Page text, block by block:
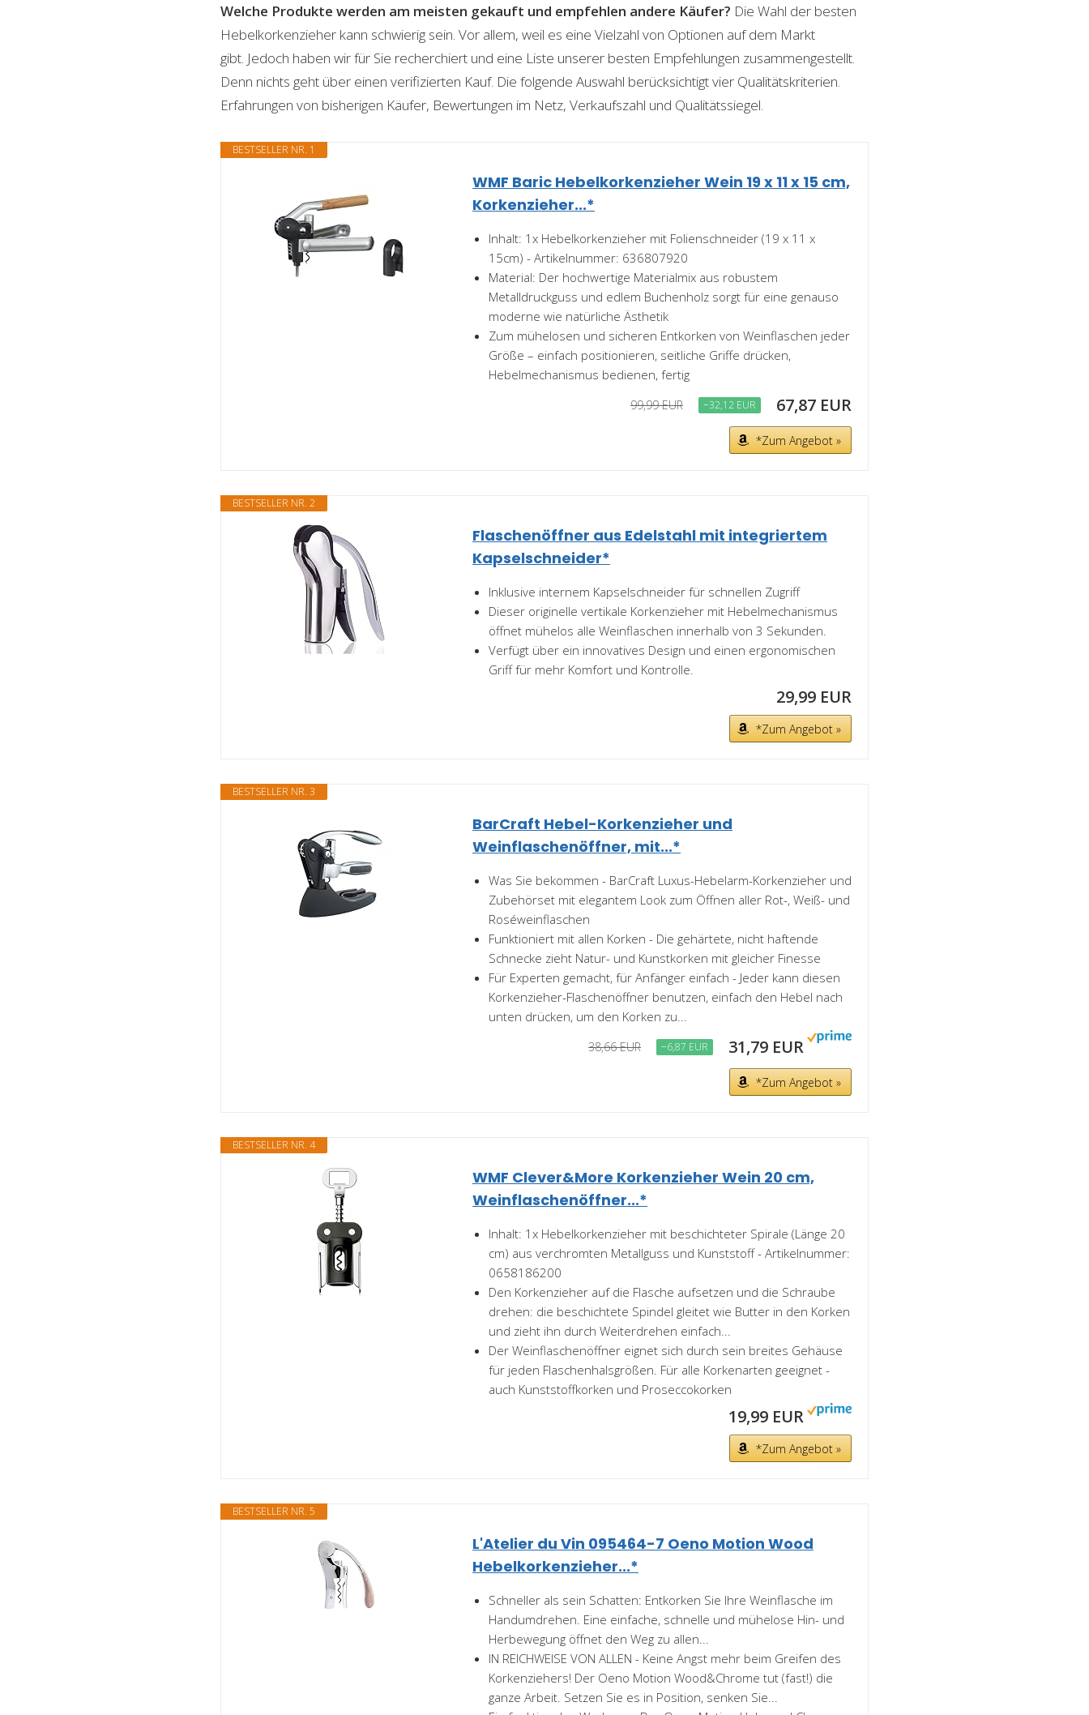
Welche Produkte werden am meisten gekauft und empfehlen andere Käufer? Die Wahl der besten
Hebelkorkenzieher kann schwierig sein. Vor allem, weil es eine Vielzahl von Optionen auf dem Markt
gibt. Jedoch haben wir für Sie recherchiert und eine Liste unserer besten Empfehlungen zusammengestellt.
Denn nichts geht über einen verifizierten Kauf. Die folgende Auswahl berücksichtigt vier Qualitätskriterien.
Erfahrungen von bisherigen Käufer, Bewertungen im Netz, Verkaufszahl und Qualitätssiegel.
BESTSELLER NR. 1
WMF Baric Hebelkorkenzieher Wein 19 x 11 x 15 cm,
Korkenzieher...*
Inhalt: 1x Hebelkorkenzieher mit Folienschneider (19 x 11 x
15cm) - Artikelnummer: 636807920
Material: Der hochwertige Materialmix aus robustem
Metalldruckguss und edlem Buchenholz sorgt für eine genauso
moderne wie natürliche Ästhetik
Zum mühelosen und sicheren Entkorken von Weinflaschen jeder
Größe – einfach positionieren, seitliche Griffe drücken,
Hebelmechanismus bedienen, fertig
99,99 EUR −32,12 EUR 67,87 EUR
*Zum Angebot »
BESTSELLER NR. 2
Flaschenöffner aus Edelstahl mit integriertem
Kapselschneider*
Inklusive internem Kapselschneider für schnellen Zugriff
Dieser originelle vertikale Korkenzieher mit Hebelmechanismus
öffnet mühelos alle Weinflaschen innerhalb von 3 Sekunden.
Verfügt über ein innovatives Design und einen ergonomischen
Griff für mehr Komfort und Kontrolle.
29,99 EUR
*Zum Angebot »
BESTSELLER NR. 3
BarCraft Hebel-Korkenzieher und
Weinflaschenöffner, mit...*
Was Sie bekommen - BarCraft Luxus-Hebelarm-Korkenzieher und
Zubehörset mit elegantem Look zum Öffnen aller Rot-, Weiß- und
Roséweinflaschen
Funktioniert mit allen Korken - Die gehärtete, nicht haftende
Schnecke zieht Natur- und Kunstkorken mit gleicher Finesse
Für Experten gemacht, für Anfänger einfach - Jeder kann diesen
Korkenzieher-Flaschenöffner benutzen, einfach den Hebel nach
unten drücken, um den Korken zu...
38,66 EUR −6,87 EUR 31,79 EUR
*Zum Angebot »
BESTSELLER NR. 4
WMF Clever&More Korkenzieher Wein 20 cm,
Weinflaschenöffner...*
Inhalt: 1x Hebelkorkenzieher mit beschichteter Spirale (Länge 20
cm) aus verchromten Metallguss und Kunststoff - Artikelnummer:
0658186200
Den Korkenzieher auf die Flasche aufsetzen und die Schraube
drehen: die beschichtete Spindel gleitet wie Butter in den Korken
und zieht ihn durch Weiterdrehen einfach...
Der Weinflaschenöffner eignet sich durch sein breites Gehäuse
für jeden Flaschenhalsgrößen. Für alle Korkenarten geeignet -
auch Kunststoffkorken und Proseccokorken
19,99 EUR
*Zum Angebot »
BESTSELLER NR. 5
L'Atelier du Vin 095464-7 Oeno Motion Wood
Hebelkorkenzieher...*
Schneller als sein Schatten: Entkorken Sie Ihre Weinflasche im
Handumdrehen. Eine einfache, schnelle und mühelose Hin- und
Herbewegung öffnet den Weg zu allen...
IN REICHWEISE VON ALLEN - Keine Angst mehr beim Greifen des
Korkenziehers! Der Oeno Motion Wood&Chrome tut (fast!) die
ganze Arbeit. Setzen Sie es in Position, senken Sie...